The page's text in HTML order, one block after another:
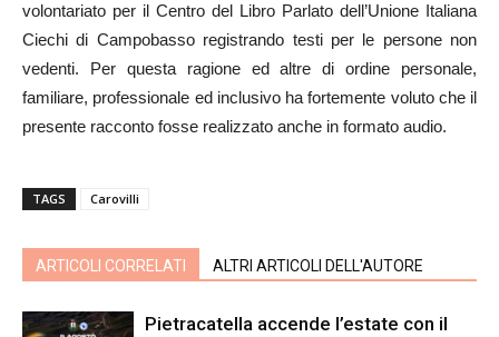
volontariato per il Centro del Libro Parlato dell’Unione Italiana
Ciechi di Campobasso registrando testi per le persone non
vedenti. Per questa ragione ed altre di ordine personale,
familiare, professionale ed inclusivo ha fortemente voluto che il
presente racconto fosse realizzato anche in formato audio.
TAGS Carovilli
ARTICOLI CORRELATI ALTRI ARTICOLI DELL'AUTORE
Pietracatella accende l’estate con il